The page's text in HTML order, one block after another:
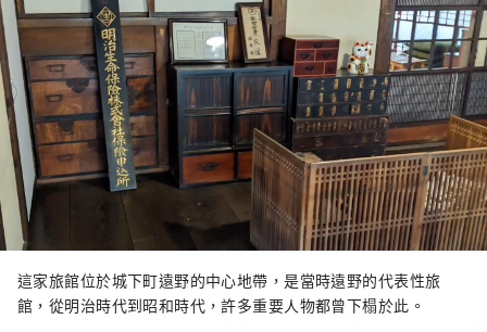
這家旅館位於城下町遠野的中心地帶，是當時遠野的代表性旅
館，從明治時代到昭和時代，許多重要人物都曾下榻於此。